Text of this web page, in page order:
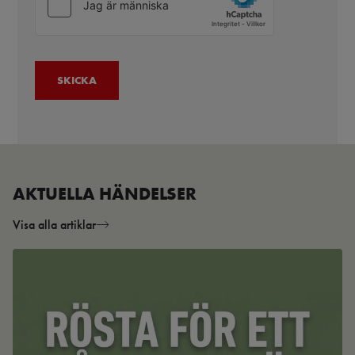
AKTUELLA HÄNDELSER
Visa alla artiklar